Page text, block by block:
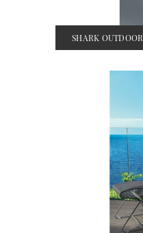
SHARK OUTDOOR